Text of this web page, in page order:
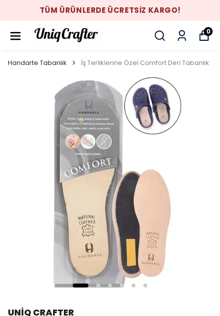
TÜM ÜRÜNLERDE ÜCRETSİZ KARGO!
0
Handarte Tabanlık İş Terliklerine Özel Comfort Deri Tabanlık
UNİQ CRAFTER